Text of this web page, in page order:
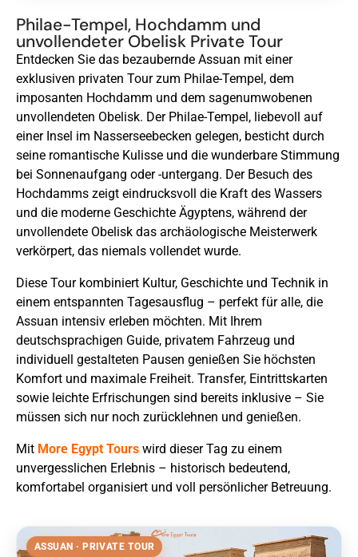
Philae-Tempel, Hochdamm und
unvollendeter Obelisk Private Tour
Entdecken Sie das bezaubernde Assuan mit einer
exklusiven privaten Tour zum Philae-Tempel, dem
imposanten Hochdamm und dem sagenumwobenen
unvollendeten Obelisk. Der Philae-Tempel, liebevoll auf
einer Insel im Nasserseebecken gelegen, besticht durch
seine romantische Kulisse und die wunderbare Stimmung
bei Sonnenaufgang oder -untergang. Der Besuch des
Hochdamms zeigt eindrucksvoll die Kraft des Wassers
und die moderne Geschichte Ägyptens, während der
unvollendete Obelisk das archäologische Meisterwerk
verkörpert, das niemals vollendet wurde.
Diese Tour kombiniert Kultur, Geschichte und Technik in
einem entspannten Tagesausflug – perfekt für alle, die
Assuan intensiv erleben möchten. Mit Ihrem
deutschsprachigen Guide, privatem Fahrzeug und
individuell gestalteten Pausen genießen Sie höchsten
Komfort und maximale Freiheit. Transfer, Eintrittskarten
sowie leichte Erfrischungen sind bereits inklusive – Sie
müssen sich nur noch zurücklehnen und genießen.
Mit More Egypt Tours wird dieser Tag zu einem
unvergesslichen Erlebnis – historisch bedeutend,
komfortabel organisiert und voll persönlicher Betreuung.
ASSUAN · PRIVATE TOUR